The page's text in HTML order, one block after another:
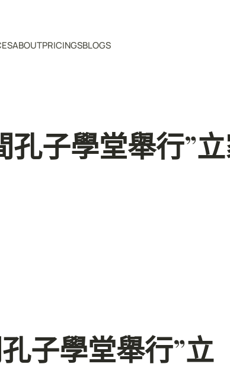
ABOUTPRICINGSBLOGS
子學堂舉行”
子學堂舉行”立